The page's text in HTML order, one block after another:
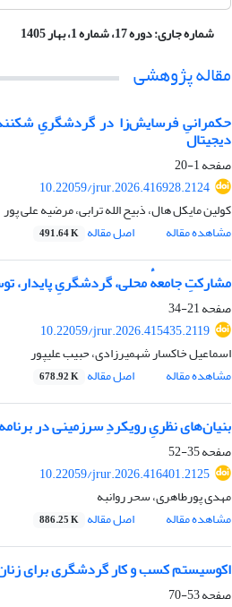
شماره جاری:دوره 17، شماره 1، بهار 1405
مقاله پژوهشی
حکمرانیِ فرسایش‌زا در گردشگریِ
دیجیتال
صفحه1-20
10.22059/jrur.2026.416928.2124
کولین مایکل هال، ذبیح الله ترابی، مرضیه علی پور
مشاهده مقاله
اصل مقاله 491.64 K
مشارکتِ جامعهٔ محلی، گردشگریِ پایدار،
صفحه21-34
10.22059/jrur.2026.415435.2119
اسماعیل خاکسار شهمیرزادی، حبیب علیپور
مشاهده مقاله
اصل مقاله 678.92 K
بنیان‌های نظریِ رویکردِ سرزمینی در
صفحه35-52
10.22059/jrur.2026.416401.2125
مهدی پورطاهری، سحر روانبه
مشاهده مقاله
اصل مقاله 886.25 K
اکوسیستم کسب و کار گردشگری برای
صفحه53-70